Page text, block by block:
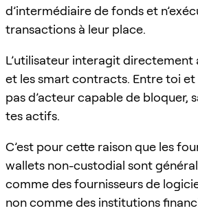
d’intermédiaire de fonds et
transactions à leur place.
L’utilisateur interagit directement
et les smart contracts. Entre toi et
pas d’acteur capable de bloquer,
tes actifs.
C’est pour cette raison que les
wallets non-custodial sont
comme des fournisseurs de
non comme des institutions